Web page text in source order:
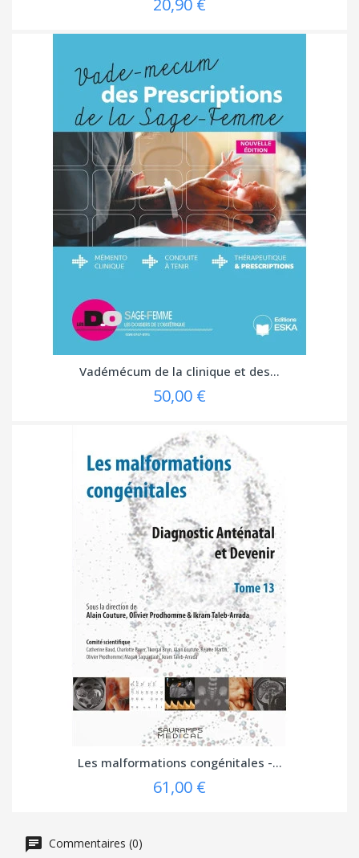
Vadémécum de la clinique et des...
50,00 €
Les malformations congénitales -...
61,00 €
Commentaires (0)